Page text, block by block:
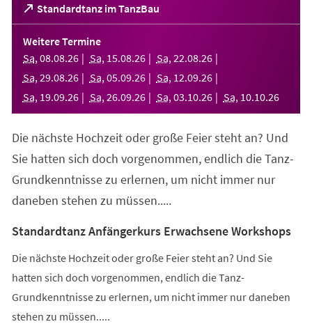
Standardtanz im TanzBau
(Öffnet
in
einem
neuen
Tab)
Weitere Termine
Sa, 08.08.26 Sa, 15.08.26 Sa, 22.08.26
Sa, 29.08.26 Sa, 05.09.26 Sa, 12.09.26
Sa, 19.09.26 Sa, 26.09.26 Sa, 03.10.26 Sa, 10.10.26
Die nächste Hochzeit oder große Feier steht an? Und
Sie hatten sich doch vorgenommen, endlich die Tanz-
Grundkenntnisse zu erlernen, um nicht immer nur
daneben stehen zu müssen.....
Standardtanz Anfängerkurs Erwachsene Workshops
Die nächste Hochzeit oder große Feier steht an? Und Sie
hatten sich doch vorgenommen, endlich die Tanz-
Grundkenntnisse zu erlernen, um nicht immer nur daneben
stehen zu müssen.....